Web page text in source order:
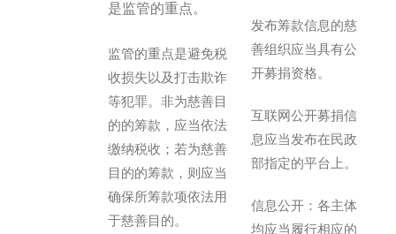
是监管的重点。
监管的重点是避免税
收损失以及打击欺诈
等犯罪。非为慈善目
的的筹款，应当依法
缴纳税收；若为慈善
目的的筹款，则应当
确保所筹款项依法用
于慈善目的。
发布筹款信息的慈
善组织应当具有公
开募捐资格。
互联网公开募捐信
息应当发布在民政
部指定的平台上。
信息公开：各主体
均应当履行相应的